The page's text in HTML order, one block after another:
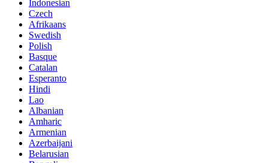
Indonesian
Czech
Afrikaans
Swedish
Polish
Basque
Catalan
Esperanto
Hindi
Lao
Albanian
Amharic
Armenian
Azerbaijani
Belarusian